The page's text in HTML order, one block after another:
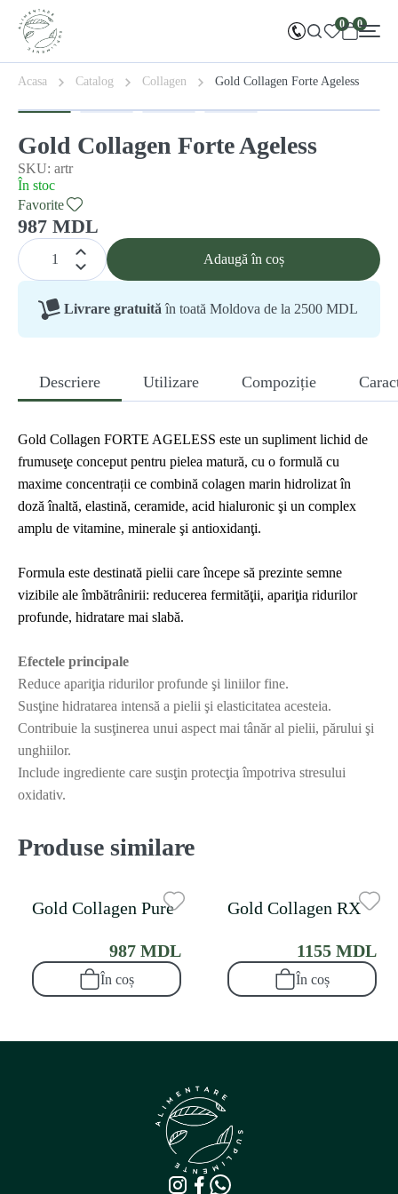
0 0
Acasa Catalog Collagen Gold Collagen Forte Ageless
Gold Collagen Forte Ageless
SKU: artr
În stoc
Favorite
987 MDL
Adaugă în coș
Livrare gratuită în toată Moldova de la 2500 MDL
Descriere Utilizare Compoziție
Gold Collagen FORTE AGELESS este un supliment lichid de
frumuseţe conceput pentru pielea matură, cu o formulă cu
maxime concentrații ce combină colagen marin hidrolizat în
doză înaltă, elastină, ceramide, acid hialuronic şi un complex
amplu de vitamine, minerale şi antioxidanţi.
Formula este destinată pielii care începe să prezinte semne
vizibile ale îmbătrânirii: reducerea fermităţii, apariţia ridurilor
profunde, hidratare mai slabă.
Efectele principale
Reduce apariţia ridurilor profunde şi liniilor fine.
Susţine hidratarea intensă a pielii şi elasticitatea acesteia.
Contribuie la susţinerea unui aspect mai tânăr al pielii, părului şi
unghiilor.
Include ingrediente care susţin protecţia împotriva stresului
oxidativ.
Produse similare
Gold Collagen Pure
987 MDL
În coș
Gold Collagen RX
1155 MDL
În coș